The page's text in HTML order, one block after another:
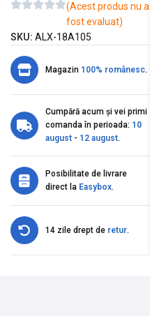
(Acest produs nu a
fost evaluat)
SKU: ALX-18A105
Magazin 100% românesc.
Cumpără acum și vei primi
comanda în perioada: 10
august - 12 august.
Posibilitate de livrare
direct la Easybox.
14 zile drept de retur.